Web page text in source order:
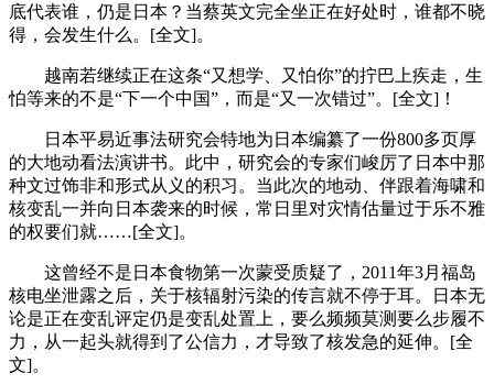
底代表谁，仍是日本？当蔡英文完全坐正在好处时，谁都不晓
得，会发生什么。[全文]。
越南若继续正在这条“又想学、又怕你”的拧巴上疾走，生
怕等来的不是“下一个中国”，而是“又一次错过”。[全文]！
日本平易近事法研究会特地为日本编纂了一份800多页厚
的大地动看法演讲书。此中，研究会的专家们峻厉了日本中那
种文过饰非和形式从义的积习。当此次的地动、伴跟着海啸和
核变乱一并向日本袭来的时候，常日里对灾情估量过于乐不雅
的权要们就……[全文]。
这曾经不是日本食物第一次蒙受质疑了，2011年3月福岛
核电坐泄露之后，关于核辐射污染的传言就不停于耳。日本无
论是正在变乱评定仍是变乱处置上，要么频频莫测要么步履不
力，从一起头就得到了公信力，才导致了核发急的延伸。[全
文]。